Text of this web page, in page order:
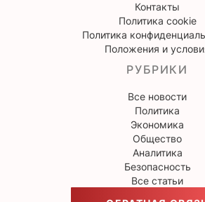
Контакты
Политика cookie
Политика
Положения и
РУБРИКИ
Все новости
Политика
Экономика
Общество
Аналитика
Безопасность
Все статьи